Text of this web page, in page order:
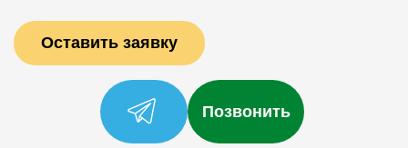
Позвонить